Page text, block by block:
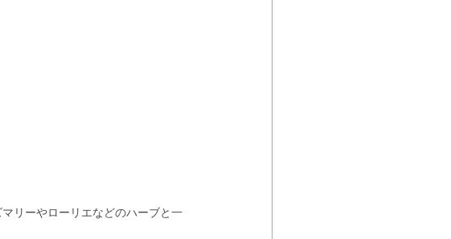
リーやローリエなどのハーブと一